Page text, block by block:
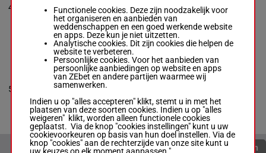
4 R/6 -56
3p (21) 8p 6p
R/656 kg
6p
4
5
KIRBY DERBY
Dick
Cappellucci
4p 2p (21) 7p 7p
R/7 53 kg
Quoteringen verversen
Functionele cookies. Deze zijn noodzakelijk voor
het organiseren en aanbieden van
weddenschappen en een goed werkende website
en apps. Deze kun je niet uitzetten.
Analytische cookies. Dit zijn cookies die helpen de
website te verbeteren.
Persoonlijke cookies. Voor het aanbieden van
persoonlijke aanbiedingen op website en apps
van ZEbet en andere partijen waarmee wij
samenwerken.
Indien u op "alles accepteren" klikt, stemt u in met het
plaatsen van deze soorten cookies. Indien u op "alles
weigeren" klikt, worden alleen functionele cookies
geplaatst. Via de knop "cookies instellingen" kunt u uw
cookievoorkeuren op basis van hun doel instellen. Via de
knop "cookies" aan de rechterzijde van onze site kunt u
uw keuzes op elk moment aanpassen."